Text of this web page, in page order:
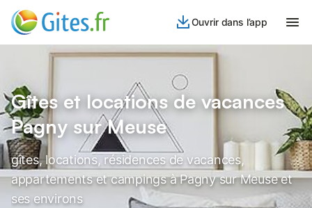
Ouvrir dans l’app
Gîtes et locations de vacances
Pagny sur Meuse
gîtes, locations, résidences de vacances,
appartements et campings à Pagny sur Meuse et
ses environs